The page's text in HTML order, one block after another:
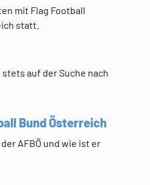
mit Flag Football
statt.
auf der Suche nach
Bund Österreich
AFBÖ und wie ist er